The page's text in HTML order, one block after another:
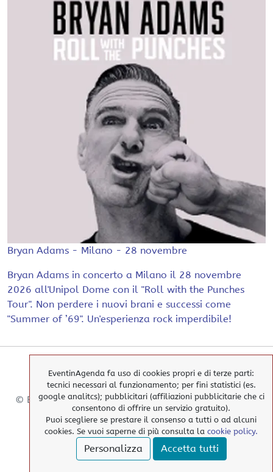
Bryan Adams - Milano - 28 novembre
Bryan Adams in concerto a Milano il 28 novembre
2026 all'Unipol Dome con il "Roll with the Punches
Tour". Non perdere i nuovi brani e successi come
"Summer of ’69". Un'esperienza rock imperdibile!
© EventinAgenda 2017-2026-All Rights Reserved.
EventinAgenda fa uso di cookies propri e di terze parti:
tecnici necessari al funzionamento; per fini statistici (es.
google analitcs); pubblicitari (affiliazioni pubblicitarie che ci
consentono di offrire un servizio gratuito).
Puoi scegliere se prestare il consenso a tutti o ad alcuni
cookies. Se vuoi saperne di più consulta la cookie policy.
Personalizza Accetta tutti
> Cookies Policy
> Privacy Policy